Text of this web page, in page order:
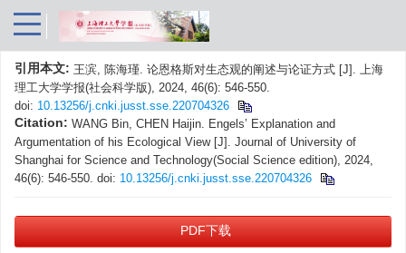
引用本文: 王滨, 陈海瑾. 论恩格斯对生态观的阐述与论证方式 [J]. 上海
理工大学学报(社会科学版), 2024, 46(6): 546-550.
doi: 10.13256/j.cnki.jusst.sse.220704326
Citation: WANG Bin, CHEN Haijin. Engels’ Explanation and
Argumentation of his Ecological View [J]. Journal of University of
Shanghai for Science and Technology(Social Science edition), 2024,
46(6): 546-550. doi: 10.13256/j.cnki.jusst.sse.220704326
PDF下载